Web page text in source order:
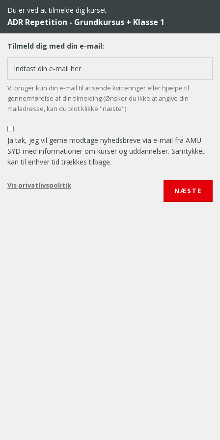
Du er ved at tilmelde dig kurset
ADR Repetition - Grundkursus + Klasse 1
Tilmeld dig med din e-mail:
Vi bruger kun din e-mail til at sende kvitteringer eller hjælpe til
gennemførelse af din tilmelding (Ønsker du ikke at angive din
mailadresse, kan du blot klikke "næste")
Ja tak, jeg vil gerne modtage nyhedsbreve via e-mail fra AMU
SYD med informationer om kurser og uddannelser. Samtykket
kan til enhver tid trækkes tilbage.
Vis privatlivspolitik